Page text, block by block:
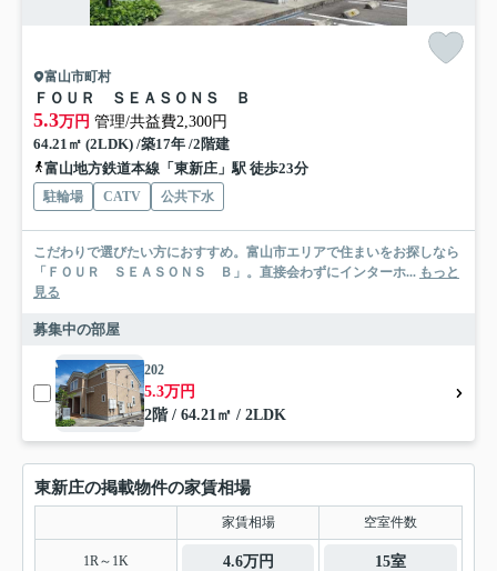
富山市町村
ＦＯＵＲ ＳＥＡＳＯＮＳ Ｂ
5.3万円 管理/共益費2,300円
64.21㎡ (2LDK) /築17年 /2階建
富山地方鉄道本線「東新庄」駅 徒歩23分
駐輪場 CATV 公共下水
こだわりで選びたい方におすすめ。富山市エリアで住まいをお探しなら
「ＦＯＵＲ ＳＥＡＳＯＮＳ Ｂ」。直接会わずにインターホ... もっと
見る
募集中の部屋
202
5.3万円
2階 / 64.21㎡ / 2LDK
東新庄の掲載物件の家賃相場
家賃相場 空室件数
1R～1K 4.6万円 15室